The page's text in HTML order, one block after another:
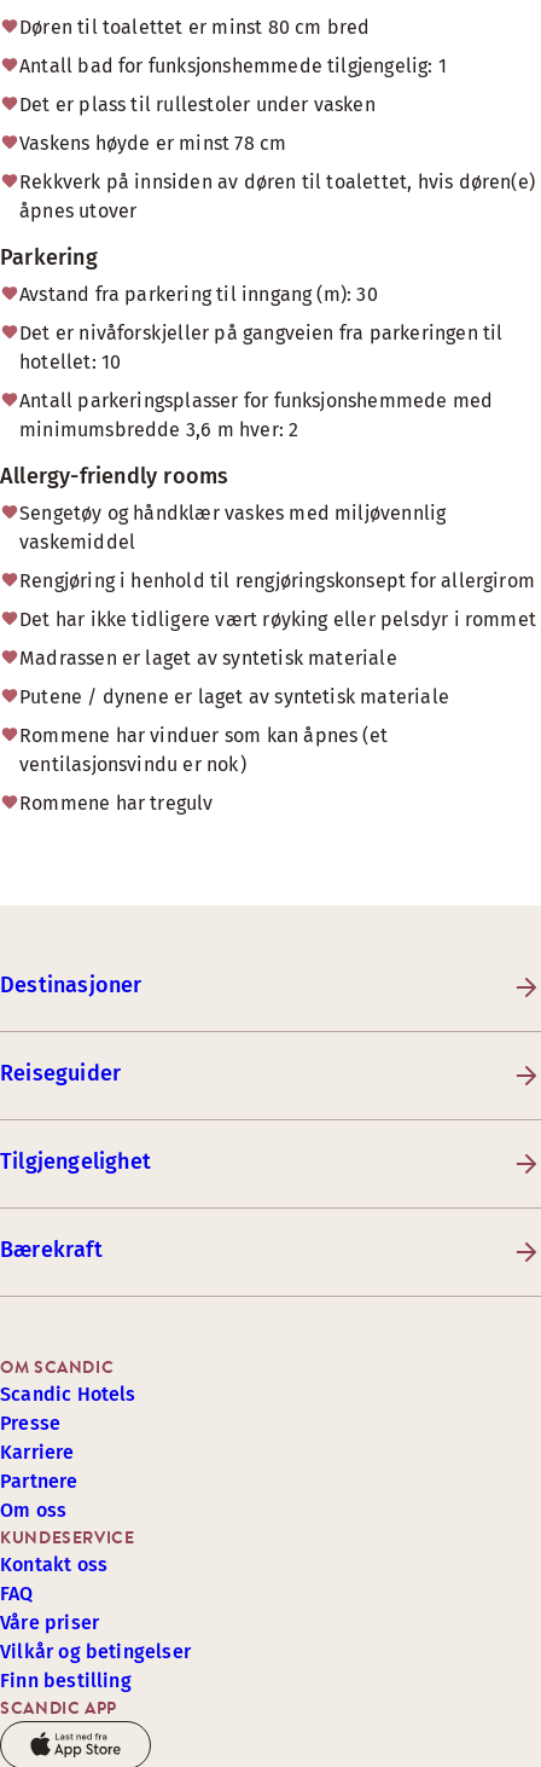
Døren til toalettet er minst 80 cm bred
Antall bad for funksjonshemmede tilgjengelig: 1
Det er plass til rullestoler under vasken
Vaskens høyde er minst 78 cm
Rekkverk på innsiden av døren til toalettet, hvis døren(e)
åpnes utover
Parkering
Avstand fra parkering til inngang (m): 30
Det er nivåforskjeller på gangveien fra parkeringen til
hotellet: 10
Antall parkeringsplasser for funksjonshemmede med
minimumsbredde 3,6 m hver: 2
Allergy-friendly rooms
Sengetøy og håndklær vaskes med miljøvennlig
vaskemiddel
Rengjøring i henhold til rengjøringskonsept for allergirom
Det har ikke tidligere vært røyking eller pelsdyr i rommet
Madrassen er laget av syntetisk materiale
Putene / dynene er laget av syntetisk materiale
Rommene har vinduer som kan åpnes (et
ventilasjonsvindu er nok)
Rommene har tregulv
Destinasjoner
Reiseguider
Tilgjengelighet
Bærekraft
SCANDIC APP
KUNDESERVICE
Kontakt oss
FAQ
Våre priser
Vilkår og betingelser
Finn bestilling
OM SCANDIC
Scandic Hotels
Presse
Karriere
Partnere
Om oss